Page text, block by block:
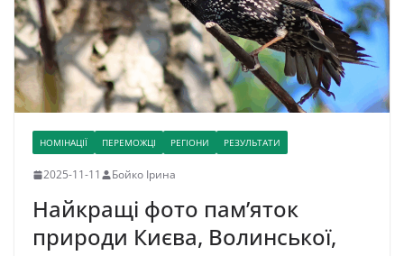
НОМІНАЦІЇ ПЕРЕМОЖЦІ РЕГІОНИ РЕЗУЛЬТАТИ
2025-11-11 Бойко Ірина
Найкращі фото пам’яток
природи Києва, Волинської,